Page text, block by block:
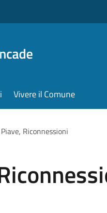
Vivere il Comune
Riconnessioni